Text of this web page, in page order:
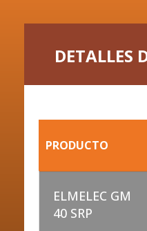
DETALLES
PRODUCTO
ELMELEC GM
40 SRP